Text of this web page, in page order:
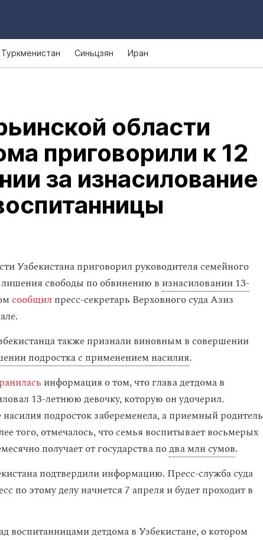
Туркменистан Синьцзян Иран
области
приговорили к 12
за изнасилование
Узбекистана приговорил руководителя семейного
свободы по обвинению в изнасиловании 13-
сообщил пресс-секретарь Верховного суда Азиз
также признали виновным в совершении
подростка с применением насилия.
информация о том, что глава детдома в
13-летнюю девочку, которую он удочерил.
насилия подросток забеременела, а приемный родитель
того, отмечалось, что семья воспитывает восьмерых
получает от государства подва млн сумов.
подтвердили информацию. Пресс-служба суда
по этому делу начнется 7 апреля и будет проходит в
воспитанницами детдома в Узбекистане, о котором